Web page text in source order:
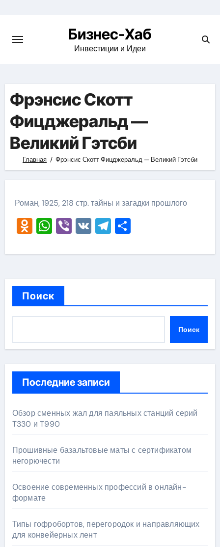
content
Бизнес-Хаб
Инвестиции и Идеи
Фрэнсис Скотт
Фицджеральд —
Великий Гэтсби
Главная Фрэнсис Скотт Фицджеральд — Великий Гэтсби
Роман, 1925, 218 стр. тайны и загадки прошлого
Odnoklassniki
WhatsApp
Viber
VKTelegram
Отправить
Поиск
Поиск
Последние записи
Обзор сменных жал для паяльных станций серий
T330 и T990
Прошивные базальтовые маты с сертификатом
негорючести
Освоение современных профессий в онлайн-
формате
Типы гофробортов, перегородок и направляющих
для конвейерных лент